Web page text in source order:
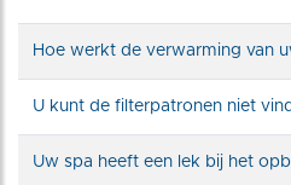
Hoe werkt de verwarming van
U kunt de filterpatronen niet
Uw spa heeft een lek bij het